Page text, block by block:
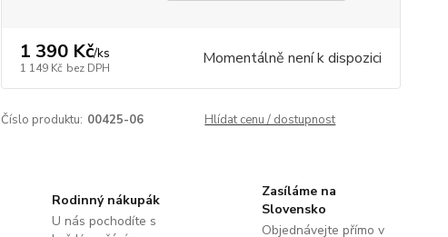
1 390 Kč/ks
1 149 Kč bez DPH Momentálně není k dispozici
Číslo produktu: 00425-06 Hlídat cenu / dostupnost
Rodinný nákupák
U nás pochodíte s
Zasíláme na
Slovensko
Objednávejte přímo v